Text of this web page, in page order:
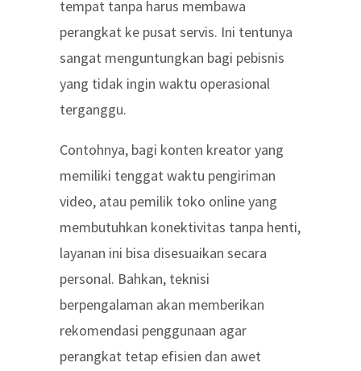
tempat tanpa harus membawa
perangkat ke pusat servis. Ini tentunya
sangat menguntungkan bagi pebisnis
yang tidak ingin waktu operasional
terganggu.
Contohnya, bagi konten kreator yang
memiliki tenggat waktu pengiriman
video, atau pemilik toko online yang
membutuhkan konektivitas tanpa henti,
layanan ini bisa disesuaikan secara
personal. Bahkan, teknisi
berpengalaman akan memberikan
rekomendasi penggunaan agar
perangkat tetap efisien dan awet